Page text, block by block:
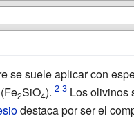
se suele aplicar con
2SiO4).
Los olivinos
destaca por ser el